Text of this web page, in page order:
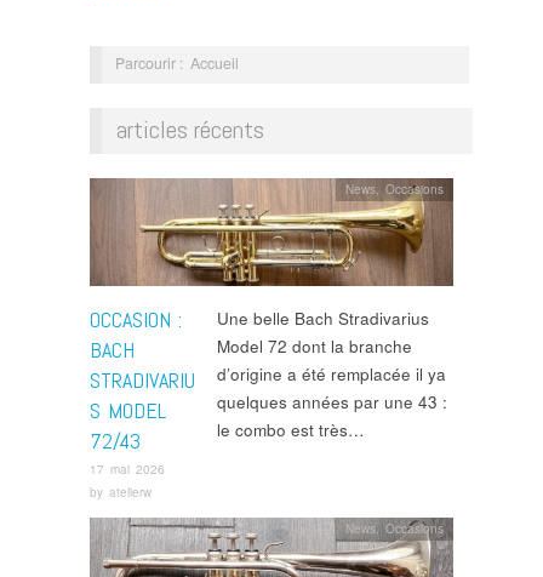
Parcourir : Accueil
articles récents
OCCASION :
BACH
STRADIVARIU
S MODEL
72/43
17 mai 2026
by atelierw
News, Occasions
Une belle Bach Stradivarius
Model 72 dont la branche
d’origine a été remplacée il ya
quelques années par une 43 :
le combo est très…
News, Occasions